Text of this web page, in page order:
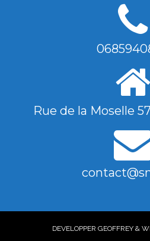
Rue de la Moselle
DEVELOPPER GEOFFREY &